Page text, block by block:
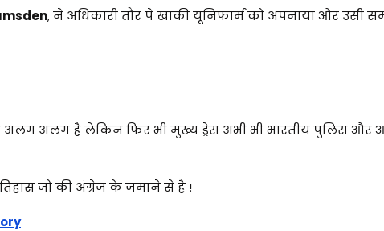
, ने अधिकारी तौर पे खाकी यूनिफार्म को अपनाया और उसी
अलग अलग है लेकिन फिर भी मुख्य ड्रेस अभी भी भारतीय पुलिस और
जो की अंग्रेज के ज़माने से है !